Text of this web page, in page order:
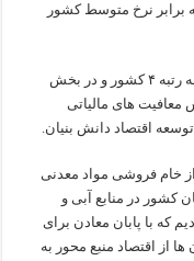
برابر نرخ متوسط کشور
وی گفت : در بخش اعتبار مالیاتی تحقیق و توسعه رتبه ۴ کشور و در بخش
معافیت های مالیاتی
اقتصاد دانش بنیان.
خام فروشی مواد معدنی
کشور در منابع آبی و
که با پابان معادن برای
ها از اقتصاد منبع محور به